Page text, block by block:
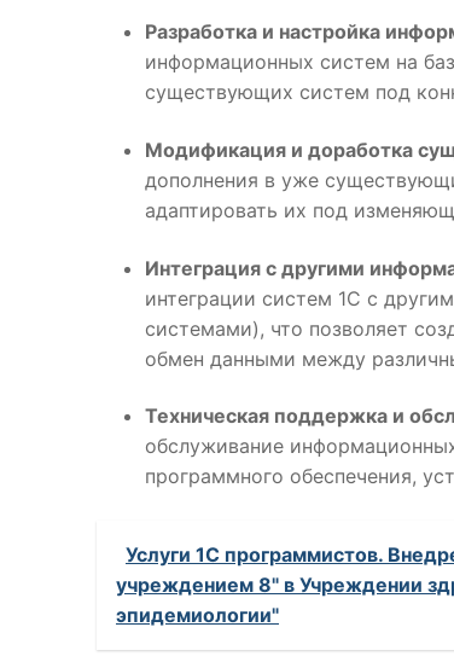
Разработка и настройка
информационных систем на
существующих систем под
Модификация и доработка
дополнения в уже
адаптировать их под
Интеграция с другими
интеграции систем 1С с
системами), что позволяет
обмен данными между
Техническая поддержка и
обслуживание
программного обеспечения,
Услуги 1С программистов.
учреждением 8" в Учреждении
эпидемиологии"